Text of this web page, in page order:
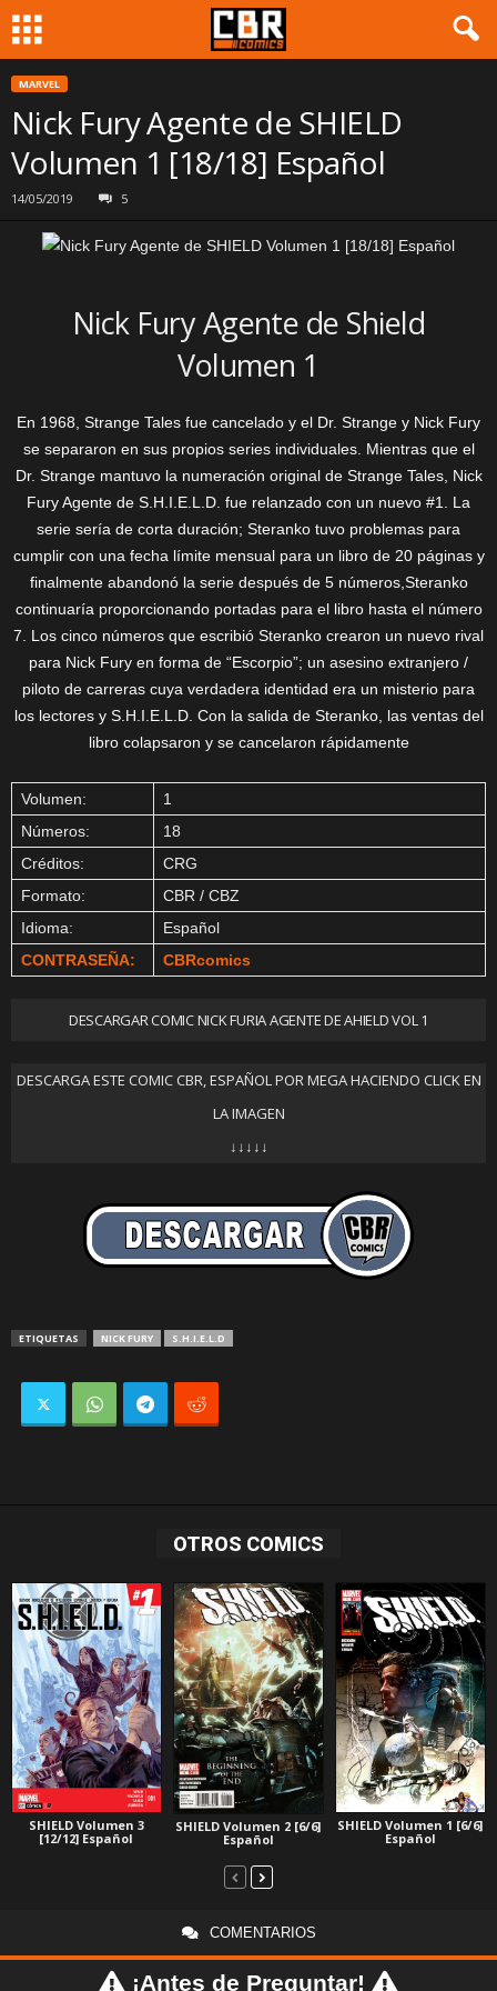
MARVEL
Nick Fury Agente de SHIELD
Volumen 1 [18/18] Español
14/05/2019 5
Nick Fury Agente de Shield
Volumen 1
En 1968, Strange Tales fue cancelado y el Dr. Strange y Nick Fury
se separaron en sus propios series individuales. Mientras que el
Dr. Strange mantuvo la numeración original de Strange Tales, Nick
Fury Agente de S.H.I.E.L.D. fue relanzado con un nuevo #1. La
serie sería de corta duración; Steranko tuvo problemas para
cumplir con una fecha límite mensual para un libro de 20 páginas y
finalmente abandonó la serie después de 5 números,Steranko
continuaría proporcionando portadas para el libro hasta el número
7. Los cinco números que escribió Steranko crearon un nuevo rival
para Nick Fury en forma de “Escorpio”; un asesino extranjero /
piloto de carreras cuya verdadera identidad era un misterio para
los lectores y S.H.I.E.L.D. Con la salida de Steranko, las ventas del
libro colapsaron y se cancelaron rápidamente
Volumen:
1
Números:
18
Créditos:
CRG
Formato:
CBR / CBZ
Idioma:
Español
CONTRASEÑA:
CBRcomics
DESCARGAR COMIC NICK FURIA AGENTE DE AHIELD VOL 1
DESCARGA ESTE COMIC CBR, ESPAÑOL POR MEGA HACIENDO CLICK EN
LA IMAGEN
↓↓↓↓↓
ETIQUETAS NICK FURY S.H.I.E.L.D
OTROS COMICS
SHIELD Volumen 3
[12/12] Español
SHIELD Volumen 2 [6/6]
Español
SHIELD Volumen 1 [6/6]
Español
COMENTARIOS
¡Antes de Preguntar!